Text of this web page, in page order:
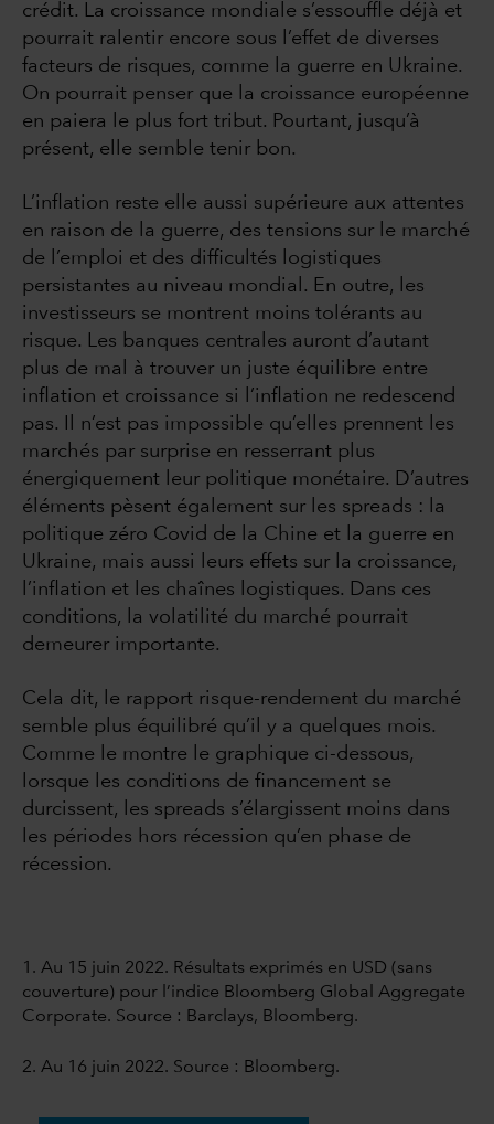
crédit. La croissance mondiale s’essouffle déjà et
pourrait ralentir encore sous l’effet de diverses
facteurs de risques, comme la guerre en Ukraine.
On pourrait penser que la croissance européenne
en paiera le plus fort tribut. Pourtant, jusqu’à
présent, elle semble tenir bon.
L’inflation reste elle aussi supérieure aux attentes
en raison de la guerre, des tensions sur le marché
de l’emploi et des difficultés logistiques
persistantes au niveau mondial. En outre, les
investisseurs se montrent moins tolérants au
risque. Les banques centrales auront d’autant
plus de mal à trouver un juste équilibre entre
inflation et croissance si l’inflation ne redescend
pas. Il n’est pas impossible qu’elles prennent les
marchés par surprise en resserrant plus
énergiquement leur politique monétaire. D’autres
éléments pèsent également sur les spreads : la
politique zéro Covid de la Chine et la guerre en
Ukraine, mais aussi leurs effets sur la croissance,
l’inflation et les chaînes logistiques. Dans ces
conditions, la volatilité du marché pourrait
demeurer importante.
Cela dit, le rapport risque-rendement du marché
semble plus équilibré qu’il y a quelques mois.
Comme le montre le graphique ci-dessous,
lorsque les conditions de financement se
durcissent, les spreads s’élargissent moins dans
les périodes hors récession qu’en phase de
récession.
1. Au 15 juin 2022. Résultats exprimés en USD (sans
couverture) pour l’indice Bloomberg Global Aggregate
Corporate. Source : Barclays, Bloomberg.
2. Au 16 juin 2022. Source : Bloomberg.